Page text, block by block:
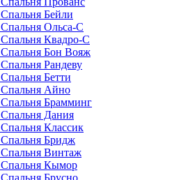
Спальня Бейли
Спальня Ольса-С
Спальня Квадро-С
Спальня Бон Вояж
Спальня Рандеву
Спальня Бетти
Спальня Айно
Спальня Брамминг
Спальня Дания
Спальня Классик
Спальня Бридж
Спальня Винтаж
Спальня Кымор
Спальня Брусно